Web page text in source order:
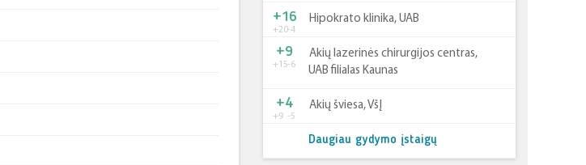
+20-4
+16 Hipokrato klinika, UAB
+15-6
+9
Akių lazerinės chirurgijos centras,
UAB filialas Kaunas
+9 -5
+4 Akių šviesa, VšĮ
Daugiau gydymo įstaigų